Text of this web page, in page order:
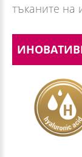
тъканите на